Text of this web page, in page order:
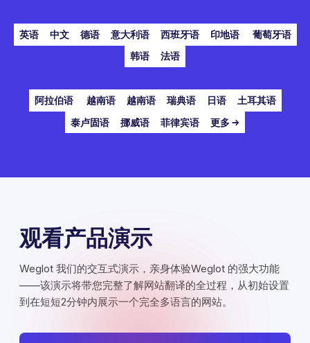
英语 中文 德语 意大利语 西班牙语 印地语
葡萄牙语
韩语
法语
阿拉伯语 越南语 越南语 瑞典语 日语
土耳其语
泰卢固语
挪威语 菲律宾语 更多 →
观看产品演示
Weglot 我们的交互式演示，亲身体验Weglot 的强大功能
——该演示将带您完整了解网站翻译的全过程，从初始设置
到在短短2分钟内展示一个完全多语言的网站。